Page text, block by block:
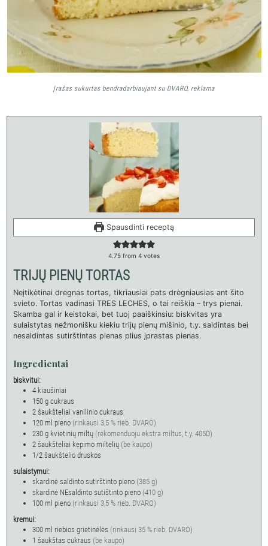
Įrašas sukurtas bendradarbiaujant su DVARO, reklama
Spausdinti receptą
4.75 from 4 votes
TRIJŲ PIENŲ TORTAS
Neįtikėtinai drėgnas tortas, tikriausiai pats drėgniausias ant šito
svieto. Tortas vadinasi TRES LECHES, o tai reiškia – trys pienai.
Skamba gal ir keistokai, bet tuoj paaiškinsiu: biskvitas yra
sulaistytas nežmonišku kiekiu trijų pienų mišinio, t.y. saldintas bei
nesaldintas sutirštintas pienas plius įprastas pienas.
Ingredientai
biskvitui:
4 kiaušiniai
150 g cukraus
2 šaukšteliai vanilinio cukraus
120 ml pieno (rinkausi 3,5 % rieb. DVARO)
230 g kvietinių miltų (rekomenduoju ekstra miltus, t.y. 405D)
2 šaukšteliai kepimo miltelių (be kaupo)
1/2 šaukštelio druskos
sulaistymui:
skardinė saldinto sutirštinto pieno (385 g)
skardinė NEsaldinto sutištinto pieno (410 g)
100 ml pieno (rinkausi 3,5 % rieb. DVARO)
kremui:
300 ml riebios grietinėlės (rinkausi 35 % rieb. DVARO)
1 šaukštas cukraus (be kaupo)